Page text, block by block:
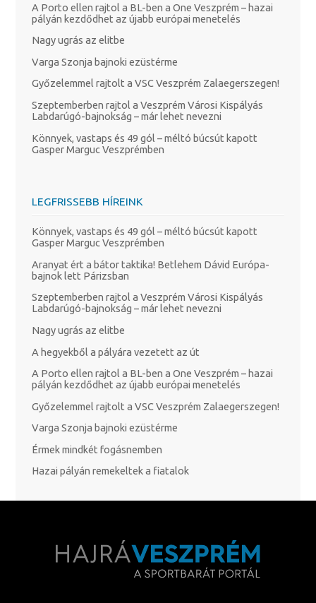
A Porto ellen rajtol a BL-ben a One Veszprém – hazai
pályán kezdődhet az újabb európai menetelés
Nagy ugrás az elitbe
Varga Szonja bajnoki ezüstérme
Győzelemmel rajtolt a VSC Veszprém Zalaegerszegen!
Szeptemberben rajtol a Veszprém Városi Kispályás
Labdarúgó-bajnokság – már lehet nevezni
Könnyek, vastaps és 49 gól – méltó búcsút kapott
Gasper Marguc Veszprémben
LEGFRISSEBB HÍREINK
Könnyek, vastaps és 49 gól – méltó búcsút kapott
Gasper Marguc Veszprémben
Aranyat ért a bátor taktika! Betlehem Dávid Európa-
bajnok lett Párizsban
Szeptemberben rajtol a Veszprém Városi Kispályás
Labdarúgó-bajnokság – már lehet nevezni
Nagy ugrás az elitbe
A hegyekből a pályára vezetett az út
A Porto ellen rajtol a BL-ben a One Veszprém – hazai
pályán kezdődhet az újabb európai menetelés
Győzelemmel rajtolt a VSC Veszprém Zalaegerszegen!
Varga Szonja bajnoki ezüstérme
Érmek mindkét fogásnemben
Hazai pályán remekeltek a fiatalok